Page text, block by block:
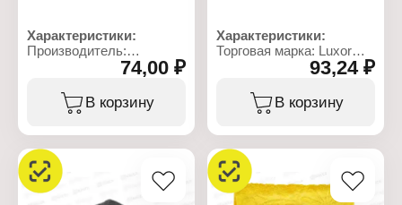
Характеристики:
Производитель:
Тип товара: Полотенце
Вид ткани: махровое
Размер: 30х60 см
Плотность: 380 г/кв.м
74,00 ₽
В корзину
Характеристики:
Торговая марка: Luxor
Тип товара: Полотенце
Вид ткани: махровое
Размер: 30х60 см
Плотность: 400 г/кв.м
93,24 ₽
В корзину